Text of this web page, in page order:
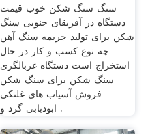
سنگ سنگ شکن خوب قیمت
دستگاه در آفریقای جنوبی سنگ
شکن برای تولید جریمه سنگ آهن
چه نوع کسب و کار در حال
استخراج است دستگاه غربالگری
سنگ شکن برای سنگ شکن
فروش آسیاب های غلتکی
ابودبابی گرد و .